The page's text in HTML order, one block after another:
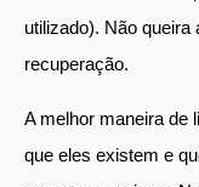
utilizado). Não
recuperação.
A melhor maneira de
que eles existem e